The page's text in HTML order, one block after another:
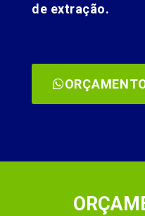
de extração.